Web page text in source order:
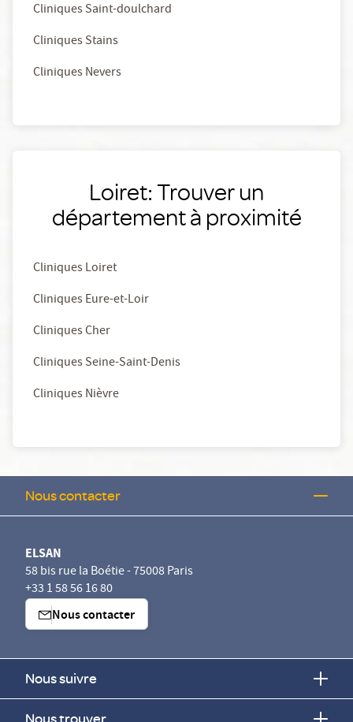
Cliniques Saint-doulchard
Cliniques Stains
Cliniques Nevers
Loiret: Trouver un
département à proximité
Cliniques Loiret
Cliniques Eure-et-Loir
Cliniques Cher
Cliniques Seine-Saint-Denis
Cliniques Nièvre
Nous contacter
ELSAN
58 bis rue la Boétie - 75008 Paris
+33 1 58 56 16 80
Nous contacter
Nous suivre